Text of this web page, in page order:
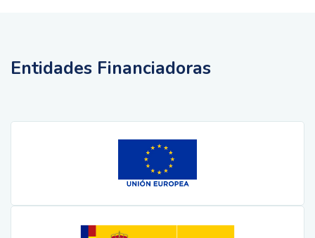
Entidades Financiadoras